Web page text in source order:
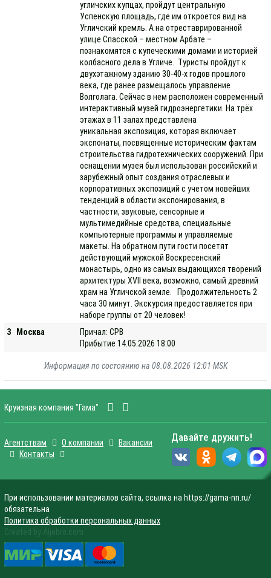
угличских купцах, пройдут центральную
Успенскую площадь, где им откроется вид на
Угличский кремль. А на отреставрированной
улице Спасской – местном Арбате –
познакомятся с купеческими домами и историей
колбасного дела в Угличе. Туристы пройдут к
двухэтажному зданию 30-40-х годов прошлого
века, где ранее размещалось управление
Волголага. Сейчас в нем расположен современный
интерактивный музей гидроэнергетики. На трёх
этажах в 11 залах представлена
уникальная экспозиция, которая включает
экспонаты, посвященные историческим фактам
строительства гидротехнических сооружений. При
оснащении музея был использован российский и
зарубежный опыт создания отраслевых и
корпоративных экспозиций с учетом новейших
тенденций в области экспонирования, в
частности, звуковые, сенсорные и
мультимедийные средства, специальные
компьютерные программы и управляемые
макеты. На обратном пути гости посетят
действующий мужской Воскресенский
монастырь, одно из самых выдающихся творений
архитектуры XVII века, возможно, самый древний
храм на Угличской земле. Продолжительность 2
часа 30 минут. Экскурсия предоставляется при
наборе группы от 20 человек!
3
Москва
Причал: СРВ
Прибытие 14.05.2026 18:00
Информация по состоянию на 08.08.2026 12:01 MSK
Круизная компания "Гама"
Агентствам О компании
Вакансии
Контакты
Давайте дружить!
При использовании материалов сайта, ссылка на https://gama-nn.ru/
обязательна
Политика обработки персональных данных
Created by Aljebro.com